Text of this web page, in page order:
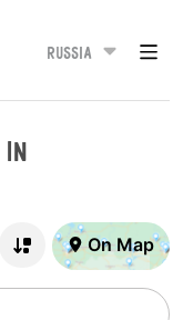
Russia
in
On Map